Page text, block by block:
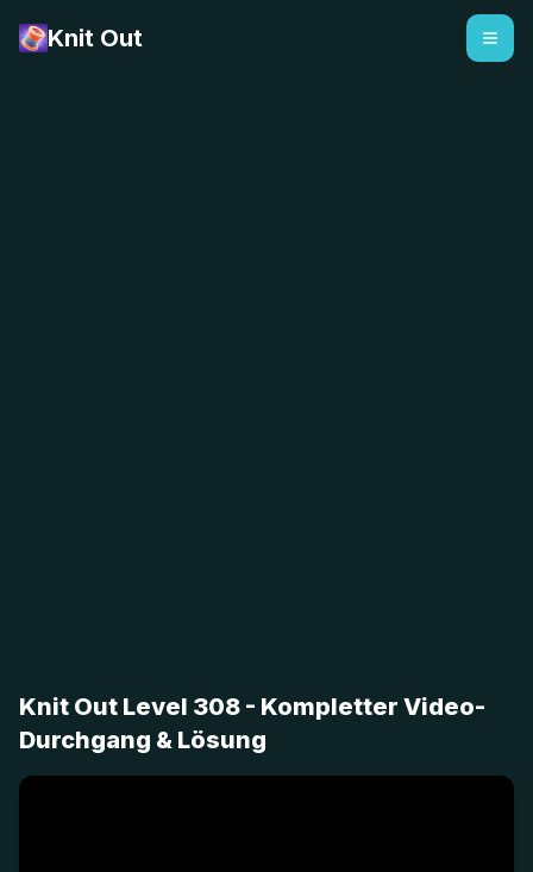
Knit Out
Knit Out Level 308 - Kompletter Video-
Durchgang & Lösung